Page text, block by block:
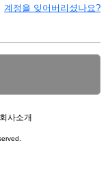
계정을 잊어버리셨나요?
회사소개